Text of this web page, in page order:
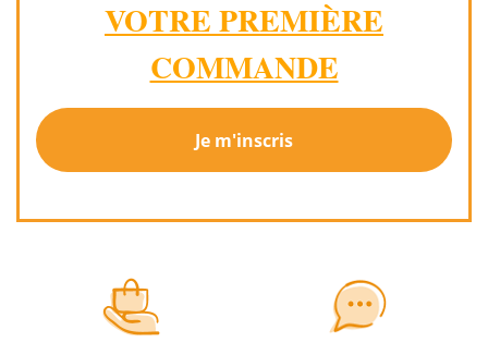
VOTRE PREMIÈRE
COMMANDE
Je m'inscris